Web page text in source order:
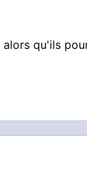
qu'ils